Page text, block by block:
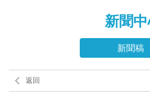
送人披露身份證號碼、銀行戶
時致電煤氣公司客戶服務熱線
郵：
新聞
新聞稿
返回